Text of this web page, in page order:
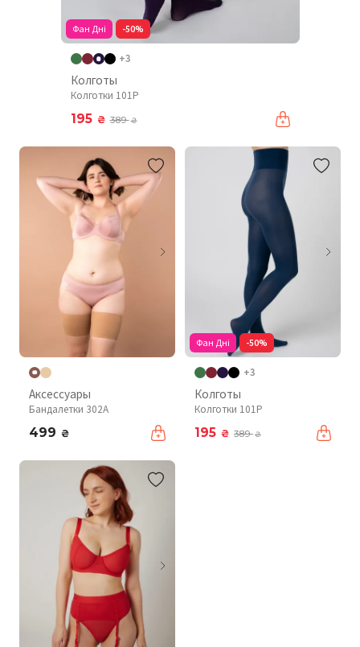
Фан Дні -50%
+3
Колготы
Колготки 101P
195 ₴ 389₴
Аксессуары
Бандалетки 302A
499 ₴
Фан Дні -50%
+3
Колготы
Колготки 101P
195 ₴ 389₴